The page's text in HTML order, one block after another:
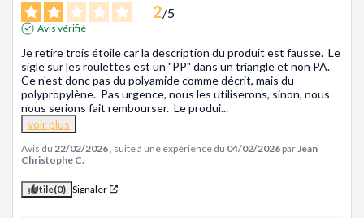
2/5
Avis vérifié
Je retire trois étoile car la description du produit est fausse.  Le
sigle sur les roulettes est un "PP" dans un triangle et non PA.
Ce n'est donc pas du polyamide comme décrit, mais du
polypropylène.  Pas urgence, nous les utiliserons, sinon, nous
nous serions fait rembourser.  Le produi...
voir plus
Avis du 22/02/2026 , suite à une expérience du 04/02/2026 par Jean
Christophe C.
Utile(0) Signaler